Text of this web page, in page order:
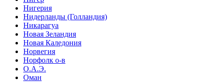
Нигерия
Нидерланды (Голландия)
Никарагуа
Новая Зеландия
Новая Каледония
Норвегия
Норфолк о-в
О.А.Э.
Оман